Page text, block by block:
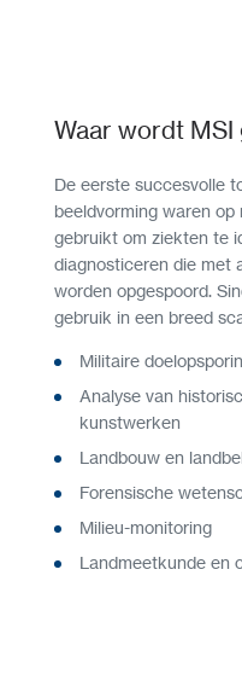
Waar wordt MSI
De eerste succesvolle
beeldvorming waren
gebruikt om ziekten te
diagnosticeren die met
worden opgespoord.
gebruik in een breed
Militaire
Analyse van
kunstwerken
Landbouw en
Forensische
Milieu-monitoring
Landmeetkunde en